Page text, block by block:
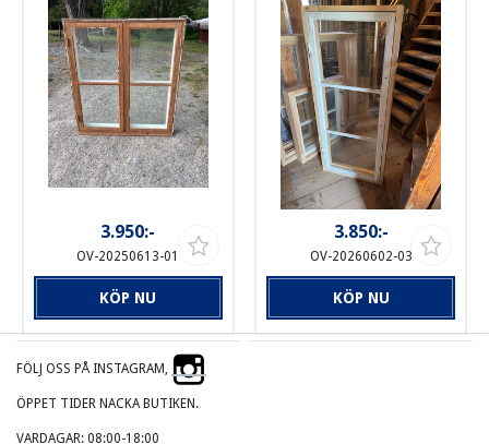
3.950:-
OV-20250613-01
KÖP NU
3.850:-
OV-20260602-03
KÖP NU
FÖLJ OSS PÅ INSTAGRAM,
ÖPPET TIDER NACKA BUTIKEN.
VARDAGAR: 08:00-18:00